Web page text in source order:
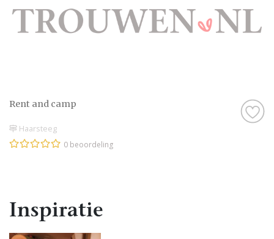
Rent and camp
Haarsteeg
0 beoordeling
Inspiratie